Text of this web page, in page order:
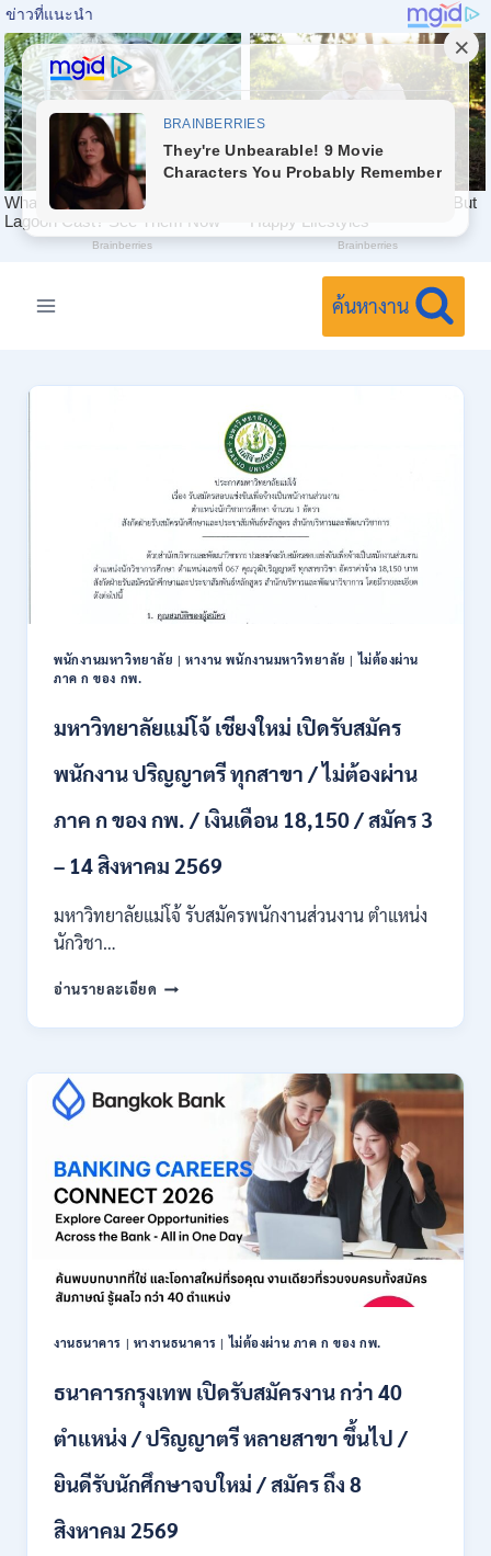
ค้นหางาน
พนักงานมหาวิทยาลัย |หางาน พนักงานมหาวิทยาลัย |ไม่ต้องผ่าน
ภาค ก ของ กพ.
มหาวิทยาลัยแม่โจ้ เชียงใหม่ เปิดรับสมัคร
พนักงาน ปริญญาตรี ทุกสาขา / ไม่ต้องผ่าน
ภาค ก ของ กพ. / เงินเดือน 18,150 / สมัคร 3
– 14 สิงหาคม 2569
มหาวิทยาลัยแม่โจ้ รับสมัครพนักงานส่วนงาน ตำแหน่ง
นักวิชา…
อ่านรายละเอียด มหาวิทยาลัย
โจ้
เปิด
รับ
สมัคร
ปริญญา
ตรี
ทุก
สาขา
/
ไม่
ต้อง
กพ.
เงิน
18,150
สมัคร
งานธนาคาร | หางานธนาคาร |ไม่ต้องผ่าน ภาค ก ของ กพ.
ธนาคารกรุงเทพ เปิดรับสมัครงาน กว่า 40
ตำแหน่ง / ปริญญาตรี หลายสาขา ขึ้นไป /
ยินดีรับนักศึกษาจบใหม่ / สมัคร ถึง 8
สิงหาคม 2569